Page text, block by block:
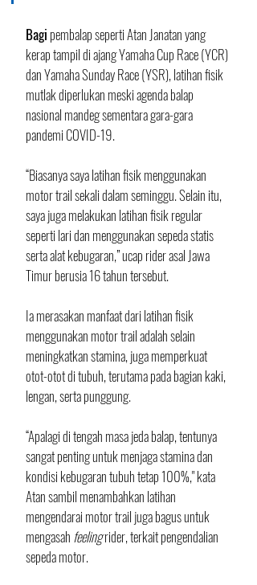
Bagi pembalap seperti Atan Janatan yang
kerap tampil di ajang Yamaha Cup Race (YCR)
dan Yamaha Sunday Race (YSR), latihan fisik
mutlak diperlukan meski agenda balap
nasional mandeg sementara gara-gara
pandemi COVID-19.
“Biasanya saya latihan fisik menggunakan
motor trail sekali dalam seminggu. Selain itu,
saya juga melakukan latihan fisik regular
seperti lari dan menggunakan sepeda statis
serta alat kebugaran,” ucap rider asal Jawa
Timur berusia 16 tahun tersebut.
Ia merasakan manfaat dari latihan fisik
menggunakan motor trail adalah selain
meningkatkan stamina, juga memperkuat
otot-otot di tubuh, terutama pada bagian kaki,
lengan, serta punggung.
“Apalagi di tengah masa jeda balap, tentunya
sangat penting untuk menjaga stamina dan
kondisi kebugaran tubuh tetap 100%," kata
Atan sambil menambahkan latihan
mengendarai motor trail juga bagus untuk
mengasah feeling rider, terkait pengendalian
sepeda motor.